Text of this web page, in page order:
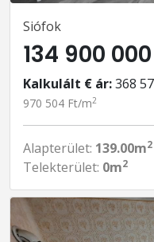
Siófok
134 900
Kalkulált € ár:368
970 504 Ft/m2
Alapterület: 139.00m2
Telekterület: 0m2